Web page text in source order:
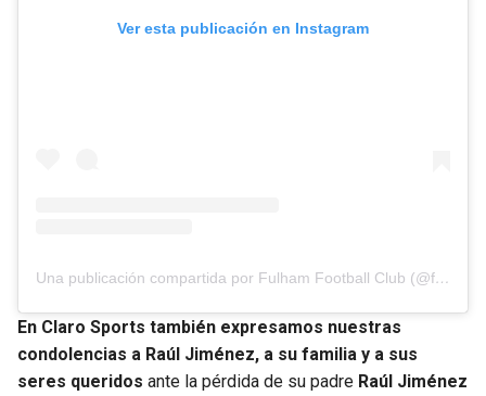
Ver esta publicación en Instagram
Una publicación compartida por Fulham Football Club (@fulhamfc)
En Claro Sports también expresamos nuestras
condolencias a Raúl Jiménez, a su familia y a sus
seres queridos ante la pérdida de su padre Raúl Jiménez